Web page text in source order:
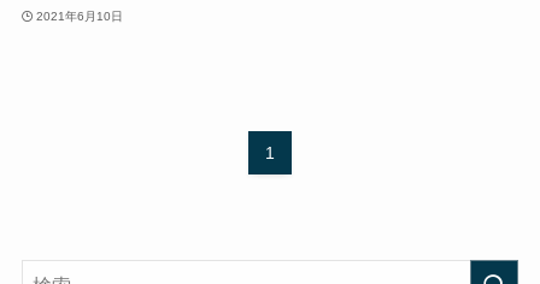
2021年6月10日
1